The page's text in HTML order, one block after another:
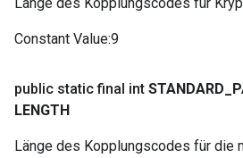
Constant Value:9
public static final int STANDARD
LENGTH
Länge des Kopplungscodes für die